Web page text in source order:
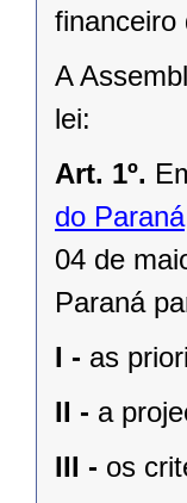
financeiro
A
lei:
Art. 1º.
do Paraná
04 de
Paraná
I - as
II - a
III - os